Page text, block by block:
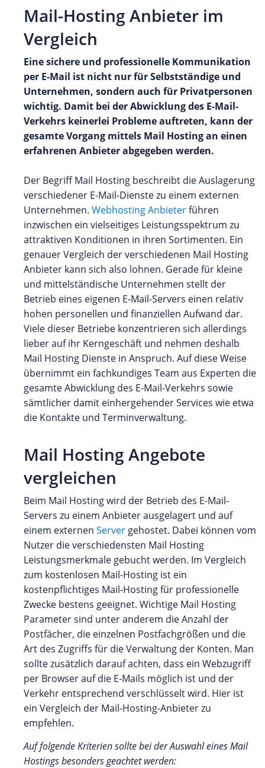
Mail-Hosting Anbieter im
Vergleich
Eine sichere und professionelle Kommunikation
per E-Mail ist nicht nur für Selbstständige und
Unternehmen, sondern auch für Privatpersonen
wichtig. Damit bei der Abwicklung des E-Mail-
Verkehrs keinerlei Probleme auftreten, kann der
gesamte Vorgang mittels Mail Hosting an einen
erfahrenen Anbieter abgegeben werden.
Der Begriff Mail Hosting beschreibt die Auslagerung
verschiedener E-Mail-Dienste zu einem externen
Unternehmen. Webhosting Anbieterführen
inzwischen ein vielseitiges Leistungsspektrum zu
attraktiven Konditionen in ihren Sortimenten. Ein
genauer Vergleich der verschiedenen Mail Hosting
Anbieter kann sich also lohnen. Gerade für kleine
und mittelständische Unternehmen stellt der
Betrieb eines eigenen E-Mail-Servers einen relativ
hohen personellen und finanziellen Aufwand dar.
Viele dieser Betriebe konzentrieren sich allerdings
lieber auf ihr Kerngeschäft und nehmen deshalb
Mail Hosting Dienste in Anspruch. Auf diese Weise
übernimmt ein fachkundiges Team aus Experten die
gesamte Abwicklung des E-Mail-Verkehrs sowie
sämtlicher damit einhergehender Services wie etwa
die Kontakte und Terminverwaltung.
Mail Hosting Angebote
vergleichen
Beim Mail Hosting wird der Betrieb des E-Mail-
Servers zu einem Anbieter ausgelagert und auf
einem externen Server gehostet. Dabei können vom
Nutzer die verschiedensten Mail Hosting
Leistungsmerkmale gebucht werden. Im Vergleich
zum kostenlosen Mail-Hosting ist ein
kostenpflichtiges Mail-Hosting für professionelle
Zwecke bestens geeignet. Wichtige Mail Hosting
Parameter sind unter anderem die Anzahl der
Postfächer, die einzelnen Postfachgrößen und die
Art des Zugriffs für die Verwaltung der Konten. Man
sollte zusätzlich darauf achten, dass ein Webzugriff
per Browser auf die E-Mails möglich ist und der
Verkehr entsprechend verschlüsselt wird. Hier ist
ein Vergleich der Mail-Hosting-Anbieter zu
empfehlen.
Auf folgende Kriterien sollte bei der Auswahl eines Mail
Hostings besonders geachtet werden: